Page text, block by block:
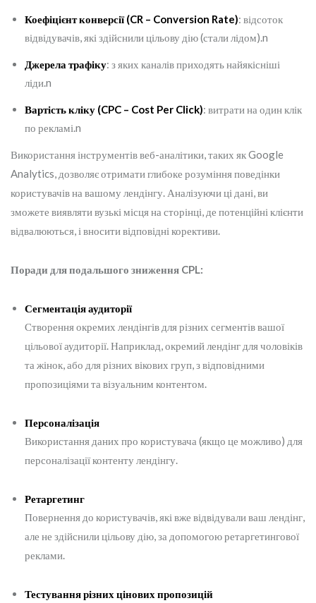
Коефіцієнт конверсії (CR – Conversion Rate): відсоток
відвідувачів, які здійснили цільову дію (стали лідом).n
Джерела трафіку: з яких каналів приходять найякісніші
ліди.n
Вартість кліку (CPC – Cost Per Click): витрати на один клік
по рекламі.n
Використання інструментів веб-аналітики, таких як Google
Analytics, дозволяє отримати глибоке розуміння поведінки
користувачів на вашому лендінгу. Аналізуючи ці дані, ви
зможете виявляти вузькі місця на сторінці, де потенційні клієнти
відвалюються, і вносити відповідні корективи.
Поради для подальшого зниження CPL:
Сегментація аудиторії
Створення окремих лендінгів для різних сегментів вашої
цільової аудиторії. Наприклад, окремий лендінг для чоловіків
та жінок, або для різних вікових груп, з відповідними
пропозиціями та візуальним контентом.
Персоналізація
Використання даних про користувача (якщо це можливо) для
персоналізації контенту лендінгу.
Ретаргетинг
Повернення до користувачів, які вже відвідували ваш лендінг,
але не здійснили цільову дію, за допомогою ретаргетингової
реклами.
Тестування різних цінових пропозицій